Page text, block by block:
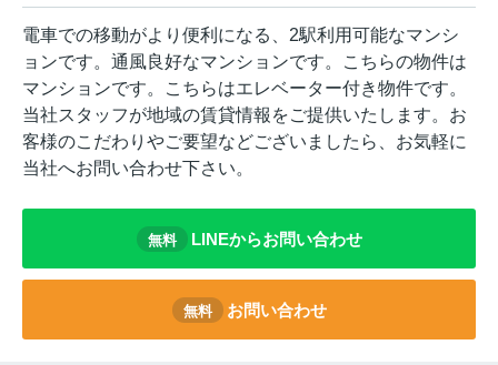
電車での移動がより便利になる、2駅利用可能なマンシ
ョンです。通風良好なマンションです。こちらの物件は
マンションです。こちらはエレベーター付き物件です。
当社スタッフが地域の賃貸情報をご提供いたします。お
客様のこだわりやご要望などございましたら、お気軽に
当社へお問い合わせ下さい。
無料 LINEからお問い合わせ
無料 お問い合わせ